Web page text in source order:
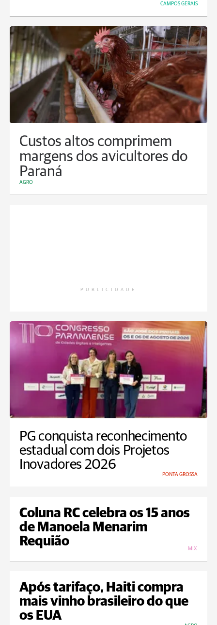
CAMPOS GERAIS
Custos altos comprimem
margens dos avicultores do
Paraná
AGRO
PUBLICIDADE
PG conquista reconhecimento
estadual com dois Projetos
Inovadores 2026
PONTA GROSSA
Coluna RC celebra os 15 anos
de Manoela Menarim
Requião
MIX
Após tarifaço, Haiti compra
mais vinho brasileiro do que
os EUA